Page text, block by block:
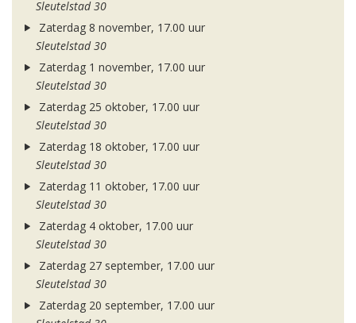
Sleutelstad 30
Zaterdag 8 november, 17.00 uur
Sleutelstad 30
Zaterdag 1 november, 17.00 uur
Sleutelstad 30
Zaterdag 25 oktober, 17.00 uur
Sleutelstad 30
Zaterdag 18 oktober, 17.00 uur
Sleutelstad 30
Zaterdag 11 oktober, 17.00 uur
Sleutelstad 30
Zaterdag 4 oktober, 17.00 uur
Sleutelstad 30
Zaterdag 27 september, 17.00 uur
Sleutelstad 30
Zaterdag 20 september, 17.00 uur